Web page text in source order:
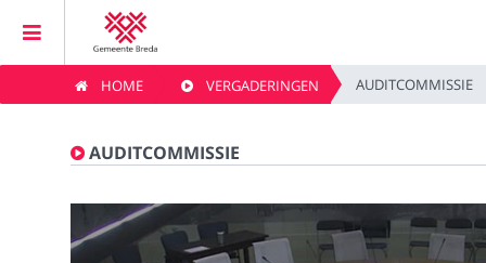
Home
Vergaderingen
Live vergaderingen
HOME VERGADERINGEN AUDITCOMMISSIE
AUDITCOMMISSIE